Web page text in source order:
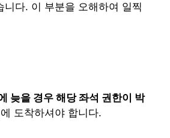
다. 이 부분을 오해하여 일찍
늦을 경우 해당 좌석 권한이 박
도착하셔야 합니다.